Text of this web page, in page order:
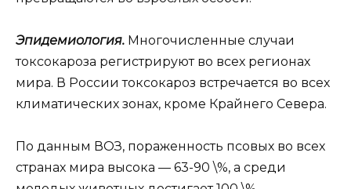
Эпидемиология. Многочисленные случаи
токсокароза регистрируют во всех регионах
мира. В России токсокароз встречается во всех
климатических зонах, кроме Крайнего Севера.
По данным ВОЗ, пораженность псовых во всех
странах мира высока — 63-90 \%, а среди